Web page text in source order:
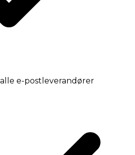
e-postleverandører